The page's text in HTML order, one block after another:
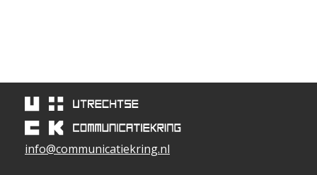
info@communicatiekring.nl